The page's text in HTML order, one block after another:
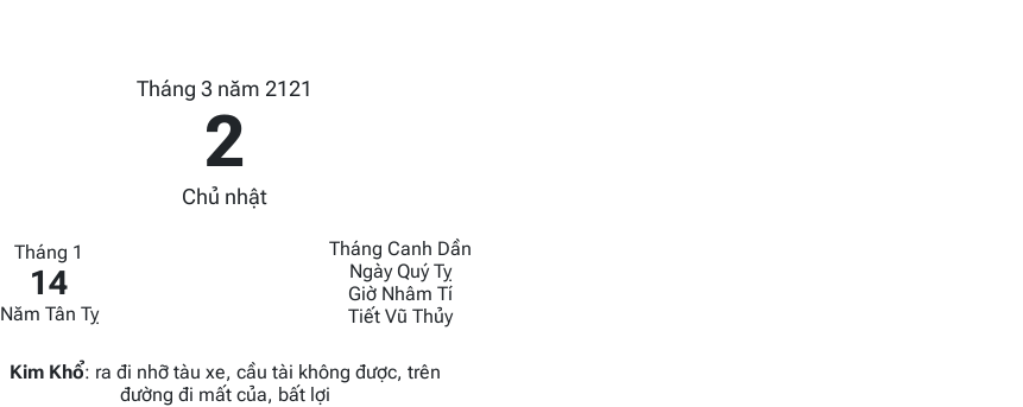
Tháng 3 năm 2121
2
Chủ nhật
Tháng 1
14
Năm Tân Tỵ
Tháng Canh Dần
Ngày Quý Tỵ
Giờ Nhâm Tí
Tiết Vũ Thủy
Kim Khổ: ra đi nhỡ tàu xe, cầu tài không được, trên
đường đi mất của, bất lợi